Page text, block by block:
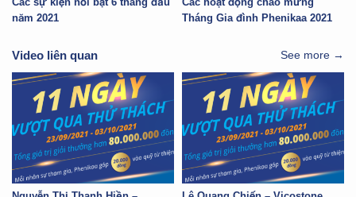
năm 2021
Tháng Gia đình Phenikaa 2021
Video liên quan See more →